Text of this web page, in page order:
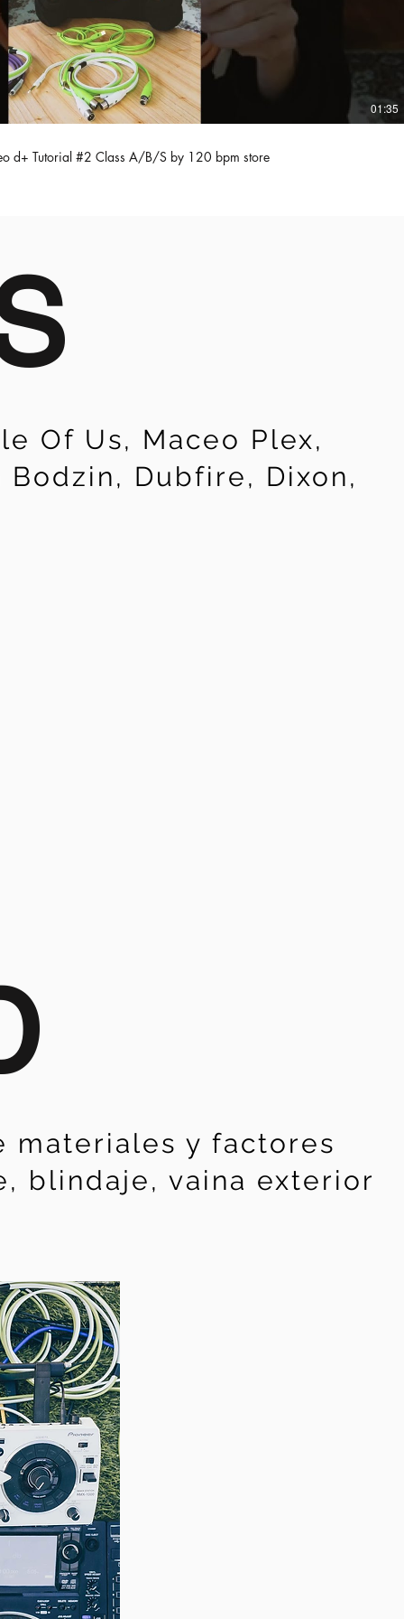
01:35
d+ Tutorial #2 Class A/B/S by 120 bpm store
Of Us, Maceo Plex,
Bodzin, Dubfire, Dixon,
materiales y factores
blindaje, vaina exterior